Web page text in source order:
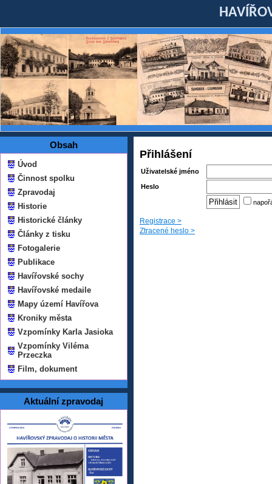
Obsah
Úvod
Činnost spolku
Zpravodaj
Historie
Historické články
Články z tisku
Fotogalerie
Publikace
Havířovské sochy
Havířovské medaile
Mapy území Havířova
Kroniky města
Vzpomínky Karla Jasioka
Vzpomínky Viléma
Przeczka
Film, dokument
Aktuální zpravodaj
Přihlášení
Uživatelské jméno
Heslo
Registrace >
Ztracené heslo >